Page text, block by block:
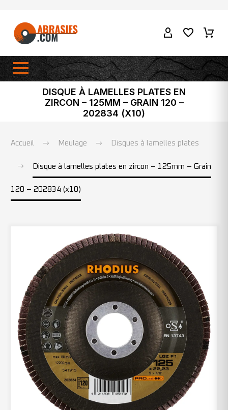
DISQUE À LAMELLES PLATES EN
ZIRCON – 125MM – GRAIN 120 –
202834 (X10)
Accueil Meulage Disques à lamelles plates
Disque à lamelles plates en zircon – 125mm – Grain
120 – 202834 (x10)